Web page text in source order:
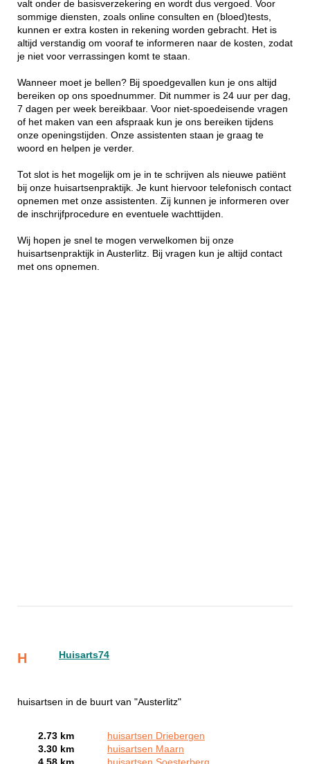
valt onder de basisverzekering en wordt dus vergoed. Voor
sommige diensten, zoals online consulten en (bloed)tests,
kunnen er extra kosten in rekening worden gebracht. Het is
altijd verstandig om vooraf te informeren naar de kosten, zodat
je niet voor verrassingen komt te staan.
Wanneer moet je bellen? Bij spoedgevallen kun je ons altijd
bereiken op ons spoednummer. Dit nummer is 24 uur per dag,
7 dagen per week bereikbaar. Voor niet-spoedeisende vragen
of het maken van een afspraak kun je ons bereiken tijdens
onze openingstijden. Onze assistenten staan je graag te
woord en helpen je verder.
Tot slot is het mogelijk om je in te schrijven als nieuwe patiënt
bij onze huisartsenpraktijk. Je kunt hiervoor telefonisch contact
opnemen met onze assistenten. Zij kunnen je informeren over
de inschrijfprocedure en eventuele wachttijden.
Wij hopen je snel te mogen verwelkomen bij onze
huisartsenpraktijk in Austerlitz. Bij vragen kun je altijd contact
met ons opnemen.
H Huisarts74
huisartsen in de buurt van "Austerlitz"
2.73 km
huisartsen Driebergen
3.30 km
huisartsen Maarn